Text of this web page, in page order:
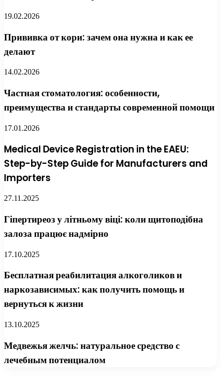
19.02.2026
Прививка от кори: зачем она нужна и как ее
делают
14.02.2026
Частная стоматология: особенности,
преимущества и стандарты современной помощи
17.01.2026
Medical Device Registration in the EAEU:
Step-by-Step Guide for Manufacturers and
Importers
27.11.2025
Гіпертиреоз у літньому віці: коли щитоподібна
залоза працює надмірно
17.10.2025
Бесплатная реабилитация алкоголиков и
наркозависимых: как получить помощь и
вернуться к жизни
13.10.2025
Медвежья желчь: натуральное средство с
лечебным потенциалом